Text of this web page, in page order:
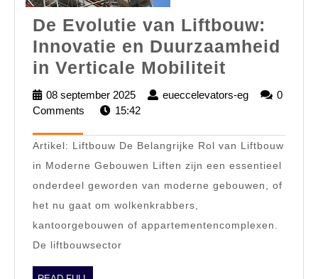
De Evolutie van Liftbouw:
Innovatie en Duurzaamheid
in Verticale Mobiliteit
Evolutie
Liftbouw:
Innovatie
en
Verticale
08 september 2025
08
september
eueccelevators-eg
0
Comments
15:42
Artikel: Liftbouw De Belangrijke Rol van Liftbouw
in Moderne Gebouwen Liften zijn een essentieel
onderdeel geworden van moderne gebouwen, of
het nu gaat om wolkenkrabbers,
kantoorgebouwen of appartementencomplexen.
De liftbouwsector